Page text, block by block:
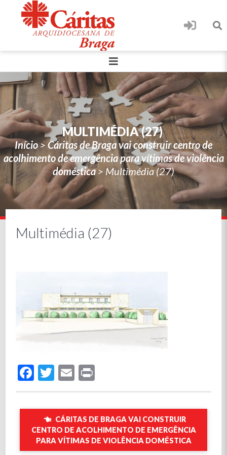
MULTIMÉDIA (27)
Início> Cáritas de Braga vai construir centro de
acolhimento de emergência para vítimas de violência
doméstica > Multimédia (27)
Multimédia (27)
Facebook
Twitter
Email
CÁRITAS DE BRAGA VAI CONSTRUIR
CENTRO DE ACOLHIMENTO DE EMERGÊNCIA
PARA VÍTIMAS DE VIOLÊNCIA DOMÉSTICA